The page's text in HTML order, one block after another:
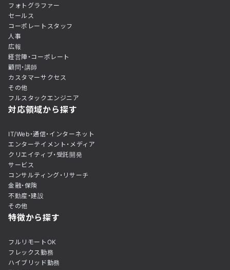
フォトグラファー
セールス
コーポレートスタッフ
人事
広報
経営陣・コーポレート
顧問・講師
カスタマーサクセス
その他
フルスタックエンジニア
対応領域から探す
IT/Web・通信・インターネット
エンターテイメント・メディア
クリエイティブ・受託開発
サービス
コンサルティング・リサーチ
金融・保険
不動産・建設
その他
特徴から探す
フルリモートOK
フレックス勤務
ハイブリッド勤務